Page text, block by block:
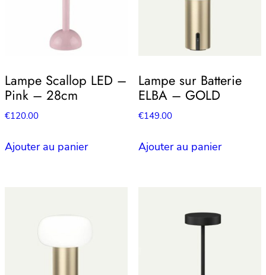
Lampe Scallop LED –
Pink – 28cm
€120.00
Ajouter au panier
Lampe sur Batterie
ELBA – GOLD
€149.00
Ajouter au panier